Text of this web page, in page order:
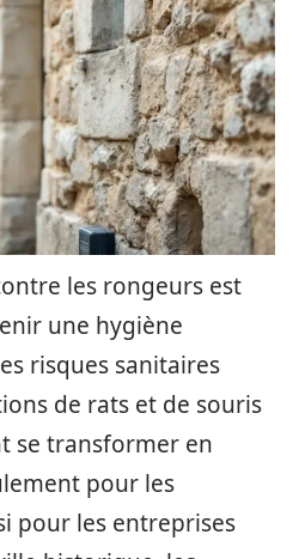
les rongeurs est
une hygiène
risques sanitaires
de rats et de souris
se transformer en
pour les
pour les entreprises